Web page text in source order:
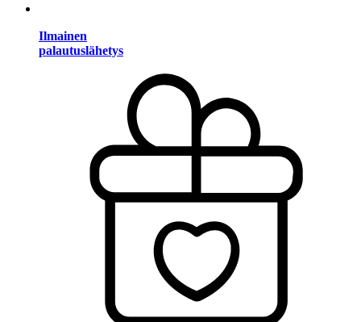
Ilmainen
palautuslähetys